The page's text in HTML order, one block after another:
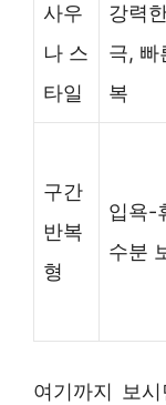
사우
나 스
타일
강력
극, 빠
복
구간
반복
형
입욕-
수분
여기까지 보